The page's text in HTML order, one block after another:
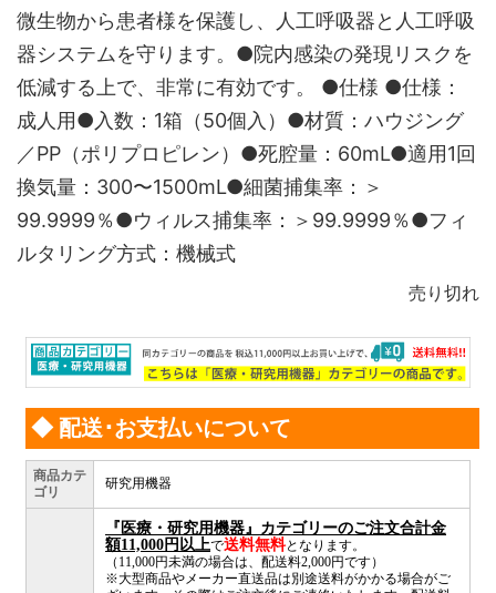
微生物から患者様を保護し、人工呼吸器と人工呼吸
器システムを守ります。●院内感染の発現リスクを
低減する上で、非常に有効です。 ●仕様 ●仕様：
成人用●入数：1箱（50個入）●材質：ハウジング
／PP（ポリプロピレン）●死腔量：60mL●適用1回
換気量：300〜1500mL●細菌捕集率：＞
99.9999％●ウィルス捕集率：＞99.9999％●フィ
ルタリング方式：機械式
売り切れ